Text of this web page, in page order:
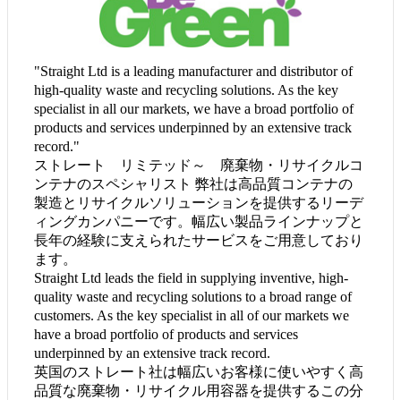
"Straight Ltd is a leading manufacturer and distributor of
high-quality waste and recycling solutions. As the key
specialist in all our markets, we have a broad portfolio of
products and services underpinned by an extensive track
record."
ストレート リミテッド～ 廃棄物・リサイクルコ
ンテナのスペシャリスト 弊社は高品質コンテナの
製造とリサイクルソリューションを提供するリーデ
ィングカンパニーです。幅広い製品ラインナップと
長年の経験に支えられたサービスをご用意しており
ます。
Straight Ltd leads the field in supplying inventive, high-
quality waste and recycling solutions to a broad range of
customers. As the key specialist in all of our markets we
have a broad portfolio of products and services
underpinned by an extensive track record.
英国のストレート社は幅広いお客様に使いやすく高
品質な廃棄物・リサイクル用容器を提供するこの分